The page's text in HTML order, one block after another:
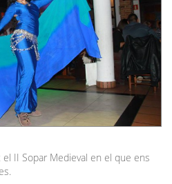
II Sopar Medieval en el que ens